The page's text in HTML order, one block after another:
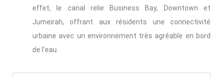
effet, le canal relie Business Bay, Downtown et
Jumeirah, offrant aux résidents une connectivité
urbaine avec un environnement très agréable en bord
de l’eau.